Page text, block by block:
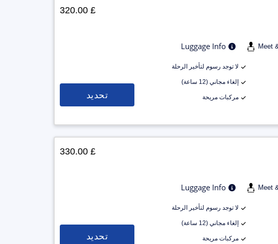
Meet
Luggage Info
لا توجد رسوم لتأخير الرحلة
إلغاء مجاني (12 ساعة)
مركبات مريحة
£ 320.00
تحديد
Meet
Luggage Info
لا توجد رسوم لتأخير الرحلة
إلغاء مجاني (12 ساعة)
مركبات مريحة
£ 330.00
تحديد